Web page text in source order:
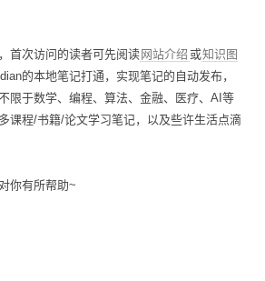
首次访问的读者可先阅读 网站介绍 或知识图
的本地笔记打通，实现笔记的自动发布，
限于数学、编程、算法、金融、医疗、AI等
课程/书籍/论文学习笔记，以及些许生活点滴
你有所帮助~